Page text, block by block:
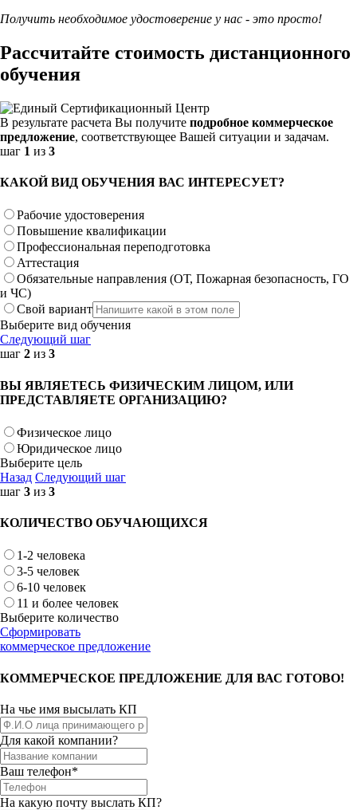
Получить необходимое удостоверение у нас - это просто!
Рассчитайте стоимость дистанционного
обучения
В результате расчета Вы получите подробное коммерческое
предложение, соответствующее Вашей ситуации и задачам.
шаг 1 из 3
КАКОЙ ВИД ОБУЧЕНИЯ ВАС ИНТЕРЕСУЕТ?
Рабочие удостоверения
Повышение квалификации
Профессиональная переподготовка
Аттестация
Обязательные направления (ОТ, Пожарная безопасность, ГО
и ЧС)
Свой вариант
Выберите вид обучения
Следующий шаг
шаг 2 из 3
ВЫ ЯВЛЯЕТЕСЬ ФИЗИЧЕСКИМ ЛИЦОМ, ИЛИ
ПРЕДСТАВЛЯЕТЕ ОРГАНИЗАЦИЮ?
Физическое лицо
Юридическое лицо
Выберите цель
Назад Следующий шаг
шаг 3 из 3
КОЛИЧЕСТВО ОБУЧАЮЩИХСЯ
1-2 человека
3-5 человек
6-10 человек
11 и более человек
Выберите количество
Сформировать
коммерческое предложение
КОММЕРЧЕСКОЕ ПРЕДЛОЖЕНИЕ ДЛЯ ВАС ГОТОВО!
На чье имя высылать КП
Для какой компании?
Ваш телефон*
На какую почту выслать КП?